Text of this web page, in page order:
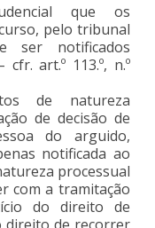
que os
pelo tribunal
ser notificados
art.º 113.º, n.º
de natureza
de decisão de
do arguido,
notificada ao
processual
com a tramitação
do direito de